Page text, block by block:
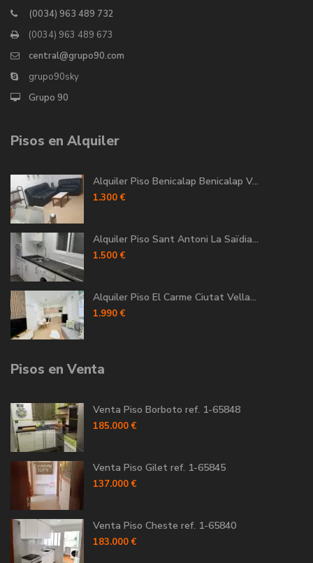
(0034) 963 489 732
(0034) 963 489 673
central@grupo90.com
grupo90sky
Grupo 90
Pisos en Alquiler
Alquiler Piso Benicalap Benicalap V...
1.300 €
Alquiler Piso Sant Antoni La Saïdia...
1.500 €
Alquiler Piso El Carme Ciutat Vella...
1.990 €
Pisos en Venta
Venta Piso Borboto ref. 1-65848
185.000 €
Venta Piso Gilet ref. 1-65845
137.000 €
Venta Piso Cheste ref. 1-65840
183.000 €